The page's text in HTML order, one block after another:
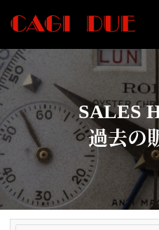
SALES
過去の